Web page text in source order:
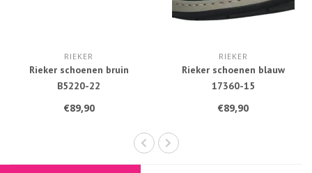
RIEKER
Rieker schoenen bruin
B5220-22
€89,90
RIEKER
Rieker schoenen blauw
17360-15
€89,90